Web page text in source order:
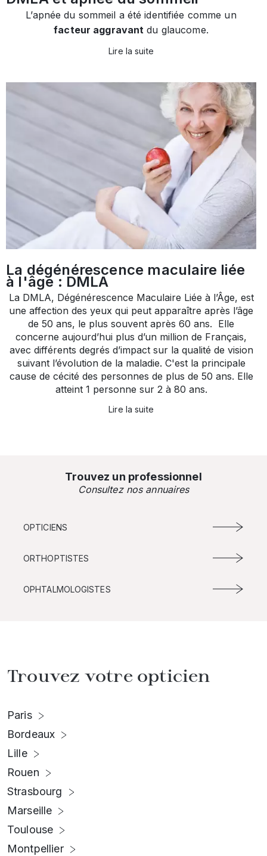
L’apnée du sommeil a été identifiée comme un
facteur aggravant du glaucome.
Lire la suite
La dégénérescence maculaire liée
à l'âge : DMLA
La DMLA, Dégénérescence Maculaire Liée à l’Âge, est
une affection des yeux qui peut apparaître après l’âge
de 50 ans, le plus souvent après 60 ans. Elle
concerne aujourd’hui plus d’un million de Français,
avec différents degrés d’impact sur la qualité de vision
suivant l’évolution de la maladie. C'est la principale
cause de cécité des personnes de plus de 50 ans. Elle
atteint 1 personne sur 2 à 80 ans.
Lire la suite
Trouvez un professionnel
Consultez nos annuaires
OPTICIENS
ORTHOPTISTES
OPHTALMOLOGISTES
Trouvez votre opticien
Paris
Bordeaux
Lille
Rouen
Strasbourg
Marseille
Toulouse
Montpellier